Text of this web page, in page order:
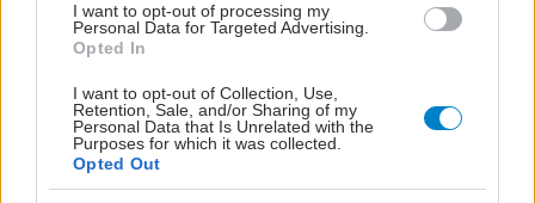
I want to opt-out of processing my
Personal Data for Targeted Advertising.
Opted In
I want to opt-out of Collection, Use,
Retention, Sale, and/or Sharing of my
Personal Data that Is Unrelated with the
Purposes for which it was collected.
Opted Out
αυτοφροντίδας
Διαδικτυακή θεραπεία
αυπνία σε ηλικιωμένους